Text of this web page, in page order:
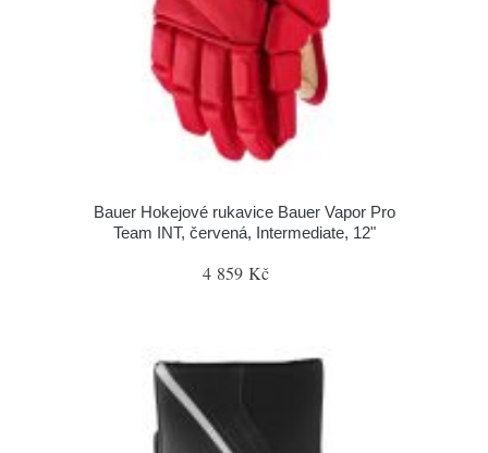
Bauer Hokejové rukavice Bauer Vapor Pro
Team INT, červená, Intermediate, 12"
4 859 Kč